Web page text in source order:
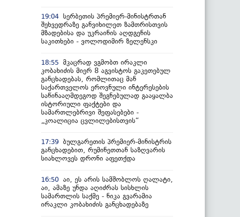
19:04 სერბეთის პრემიერ-მინისტრთან
შეხვედრაზე განვიხილეთ ზამთრისთვის
მზადებისა და უკრაინის აღდგენის
საკითხები - ვოლოდიმირ ზელენსკი
18:55 მკაცრად ვგმობთ ირაკლი
კობახიძის მიერ 8 აგვისტოს გაკეთებულ
განცხადებას, რომლითაც მან
საქართველოს ეროვნული ინტერესების
საწინააღმდეგოდ შეგნებულად გააყალბა
ისტორიული ფაქტები და
სამართლებრივი შეფასებები -
„კოალიცია ცვლილებისთვის“
17:39 ბულგარეთის პრემიერ-მინისტრის
განცხადებით, რუმინეთთან საზღვარის
სიახლოვეს დრონი აფეთქდა
16:50 აი, ეს არის სამშობლოს ღალატი,
აი, ამაზე უნდა აღიძრას სისხლის
სამართლის საქმე - ნიკა გვარამია
ირაკლი კობახიძის განცხადებაზე